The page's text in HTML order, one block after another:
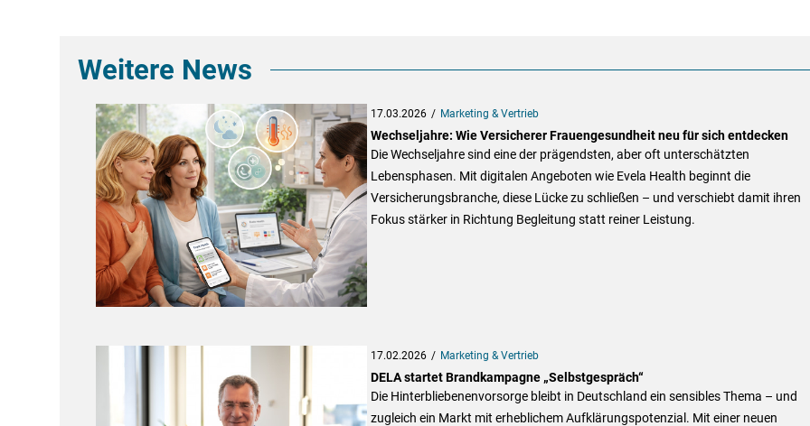
Weitere News
17.03.2026 Marketing & Vertrieb
Wechseljahre: Wie Versicherer Frauengesundheit neu für sich entdecken
Die Wechseljahre sind eine der prägendsten, aber oft unterschätzten
Lebensphasen. Mit digitalen Angeboten wie Evela Health beginnt die
Versicherungsbranche, diese Lücke zu schließen – und verschiebt damit ihren
Fokus stärker in Richtung Begleitung statt reiner Leistung.
17.02.2026 Marketing & Vertrieb
DELA startet Brandkampagne „Selbstgespräch“
Die Hinterbliebenenvorsorge bleibt in Deutschland ein sensibles Thema – und
zugleich ein Markt mit erheblichem Aufklärungspotenzial. Mit einer neuen